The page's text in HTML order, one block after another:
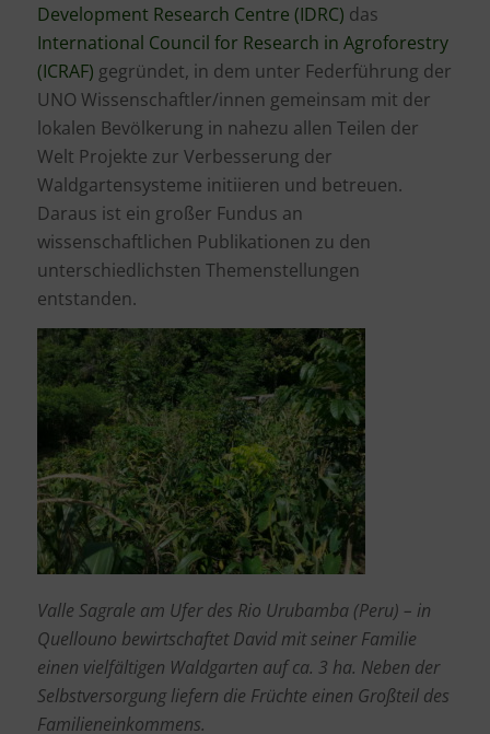
Development Research Centre (IDRC) das
International Council for Research in Agroforestry
(ICRAF) gegründet, in dem unter Federführung der
UNO Wissenschaftler/innen gemeinsam mit der
lokalen Bevölkerung in nahezu allen Teilen der
Welt Projekte zur Verbesserung der
Waldgartensysteme initiieren und betreuen.
Daraus ist ein großer Fundus an
wissenschaftlichen Publikationen zu den
unterschiedlichsten Themenstellungen
entstanden.
Valle Sagrale am Ufer des Rio Urubamba (Peru) – in
Quellouno bewirtschaftet David mit seiner Familie
einen vielfältigen Waldgarten auf ca. 3 ha. Neben der
Selbstversorgung liefern die Früchte einen Großteil des
Familieneinkommens.